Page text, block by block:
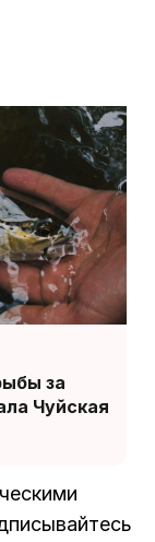
за
Чуйская